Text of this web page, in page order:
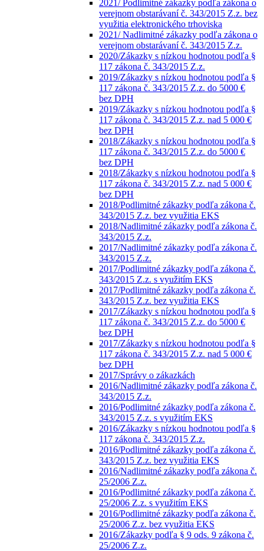
2021/ Podlimitné zákazky podľa zákona o
verejnom obstarávaní č. 343/2015 Z.z. bez
využitia elektronického trhoviska
2021/ Nadlimitné zákazky podľa zákona o
verejnom obstarávaní č. 343/2015 Z.z.
2020/Zákazky s nízkou hodnotou podľa §
117 zákona č. 343/2015 Z.z.
2019/Zákazky s nízkou hodnotou podľa §
117 zákona č. 343/2015 Z.z. do 5000 €
bez DPH
2019/Zákazky s nízkou hodnotou podľa §
117 zákona č. 343/2015 Z.z. nad 5 000 €
bez DPH
2018/Zákazky s nízkou hodnotou podľa §
117 zákona č. 343/2015 Z.z. do 5000 €
bez DPH
2018/Zákazky s nízkou hodnotou podľa §
117 zákona č. 343/2015 Z.z. nad 5 000 €
bez DPH
2018/Podlimitné zákazky podľa zákona č.
343/2015 Z.z. bez využitia EKS
2018/Nadlimitné zákazky podľa zákona č.
343/2015 Z.z.
2017/Nadlimitné zákazky podľa zákona č.
343/2015 Z.z.
2017/Podlimitné zákazky podľa zákona č.
343/2015 Z.z. s využitím EKS
2017/Podlimitné zákazky podľa zákona č.
343/2015 Z.z. bez využitia EKS
2017/Zákazky s nízkou hodnotou podľa §
117 zákona č. 343/2015 Z.z. do 5000 €
bez DPH
2017/Zákazky s nízkou hodnotou podľa §
117 zákona č. 343/2015 Z.z. nad 5 000 €
bez DPH
2017/Správy o zákazkách
2016/Nadlimitné zákazky podľa zákona č.
343/2015 Z.z.
2016/Podlimitné zákazky podľa zákona č.
343/2015 Z.z. s využitím EKS
2016/Zákazky s nízkou hodnotou podľa §
117 zákona č. 343/2015 Z.z.
2016/Podlimitné zákazky podľa zákona č.
343/2015 Z.z. bez využitia EKS
2016/Nadlimitné zákazky podľa zákona č.
25/2006 Z.z.
2016/Podlimitné zákazky podľa zákona č.
25/2006 Z.z. s využitím EKS
2016/Podlimitné zákazky podľa zákona č.
25/2006 Z.z. bez využitia EKS
2016/Zákazky podľa § 9 ods. 9 zákona č.
25/2006 Z.z.